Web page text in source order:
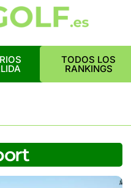
TODOS LOS
RANKINGS